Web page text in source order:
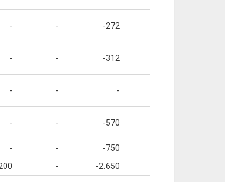
- - -272
- - -312
- - -
- - -570
- - -750
- -2.650